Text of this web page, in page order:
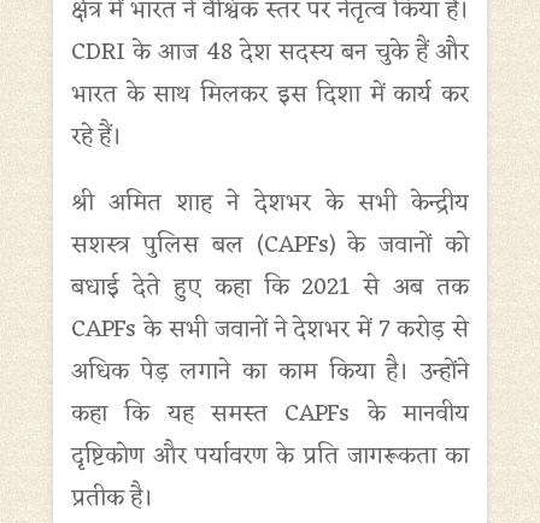
क्षेत्र में भारत ने वैश्विक स्तर पर नेतृत्व किया है।
CDRI के आज 48 देश सदस्य बन चुके हैं और
भारत के साथ मिलकर इस दिशा में कार्य कर
रहे हैं।
श्री अमित शाह ने देशभर के सभी केन्द्रीय
सशस्त्र पुलिस बल (CAPFs) के जवानों को
बधाई देते हुए कहा कि 2021 से अब तक
CAPFs के सभी जवानों ने देशभर में 7 करोड़ से
अधिक पेड़ लगाने का काम किया है। उन्होंने
कहा कि यह समस्त CAPFs के मानवीय
दृष्टिकोण और पर्यावरण के प्रति जागरूकता का
प्रतीक है।